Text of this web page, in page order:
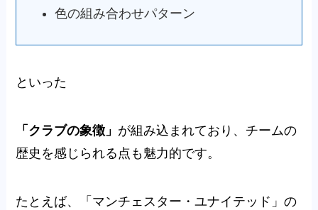
色の組み合わせパターン
といった
「 クラブの象徴」 が組み込まれており、チームの
歴史を感じられる点も魅力的です。
たとえば、「マンチェスター・ユナイテッド」の